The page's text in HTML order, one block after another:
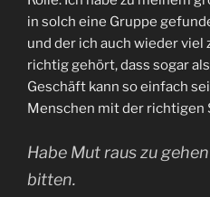
in solch eine Gruppe
und der ich auch wieder viel
richtig gehört, dass sogar
Geschäft kann so einfach
Menschen mit der
Habe Mut raus zu
bitten.